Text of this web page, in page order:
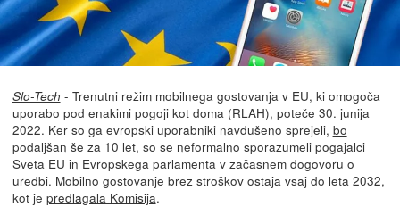
Slo-Tech - Trenutni režim mobilnega gostovanja v EU, ki omogoča
uporabo pod enakimi pogoji kot doma (RLAH), poteče 30. junija
2022. Ker so ga evropski uporabniki navdušeno sprejeli, bo
podaljšan še za 10 let, so se neformalno sporazumeli pogajalci
Sveta EU in Evropskega parlamenta v začasnem dogovoru o
uredbi. Mobilno gostovanje brez stroškov ostaja vsaj do leta 2032,
kot je predlagala Komisija.